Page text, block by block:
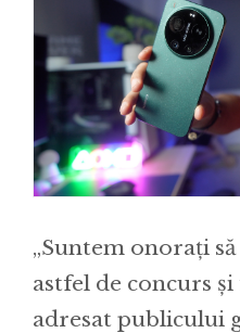
„Suntem onorați
astfel de concurs
adresat publicului